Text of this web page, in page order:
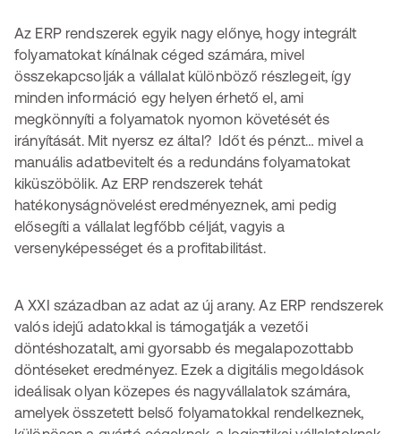
Az ERP rendszerek egyik nagy előnye, hogy integrált
folyamatokat kínálnak céged számára, mivel
összekapcsolják a vállalat különböző részlegeit, így
minden információ egy helyen érhető el, ami
megkönnyíti a folyamatok nyomon követését és
irányítását. Mit nyersz ez által? Időt és pénzt… mivel a
manuális adatbevitelt és a redundáns folyamatokat
kiküszöbölik. Az ERP rendszerek tehát
hatékonyságnövelést eredményeznek, ami pedig
elősegíti a vállalat legfőbb célját, vagyis a
versenyképességet és a profitabilitást.
A XXI században az adat az új arany. Az ERP rendszerek
valós idejű adatokkal is támogatják a vezetői
döntéshozatalt, ami gyorsabb és megalapozottabb
döntéseket eredményez. Ezek a digitális megoldások
ideálisak olyan közepes és nagyvállalatok számára,
amelyek összetett belső folyamatokkal rendelkeznek,